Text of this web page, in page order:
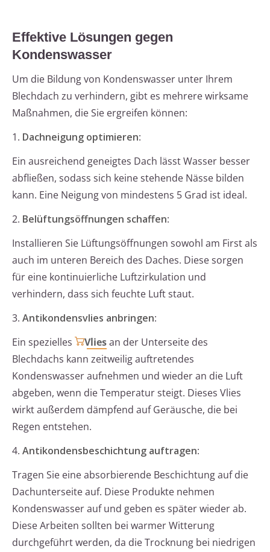
Effektive Lösungen gegen
Kondenswasser
Um die Bildung von Kondenswasser unter Ihrem
Blechdach zu verhindern, gibt es mehrere wirksame
Maßnahmen, die Sie ergreifen können:
1. Dachneigung optimieren:
Ein ausreichend geneigtes Dach lässt Wasser besser
abfließen, sodass sich keine stehende Nässe bilden
kann. Eine Neigung von mindestens 5 Grad ist ideal.
2. Belüftungsöffnungen schaffen:
Installieren Sie Lüftungsöffnungen sowohl am First als
auch im unteren Bereich des Daches. Diese sorgen
für eine kontinuierliche Luftzirkulation und
verhindern, dass sich feuchte Luft staut.
3. Antikondensvlies anbringen:
Ein spezielles
Vliesan der Unterseite des
Blechdachs kann zeitweilig auftretendes
Kondenswasser aufnehmen und wieder an die Luft
abgeben, wenn die Temperatur steigt. Dieses Vlies
wirkt außerdem dämpfend auf Geräusche, die bei
Regen entstehen.
4. Antikondensbeschichtung auftragen:
Tragen Sie eine absorbierende Beschichtung auf die
Dachunterseite auf. Diese Produkte nehmen
Kondenswasser auf und geben es später wieder ab.
Diese Arbeiten sollten bei warmer Witterung
durchgeführt werden, da die Trocknung bei niedrigen